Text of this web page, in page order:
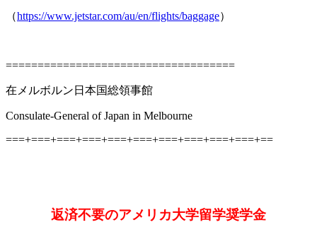
（https://www.jetstar.com/au/en/flights/baggage）
====================================
在メルボルン日本国総領事館
Consulate-General of Japan in Melbourne
===+===+===+===+===+===+===+===+===+===+==
返済不要のアメリカ大学留学奨学金